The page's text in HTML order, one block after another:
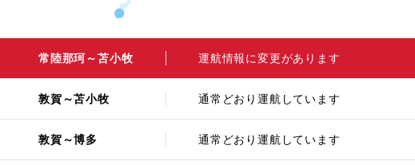
常陸那珂～苫小牧 運航情報に変更があります
敦賀～苫小牧 通常どおり運航しています
敦賀～博多 通常どおり運航しています